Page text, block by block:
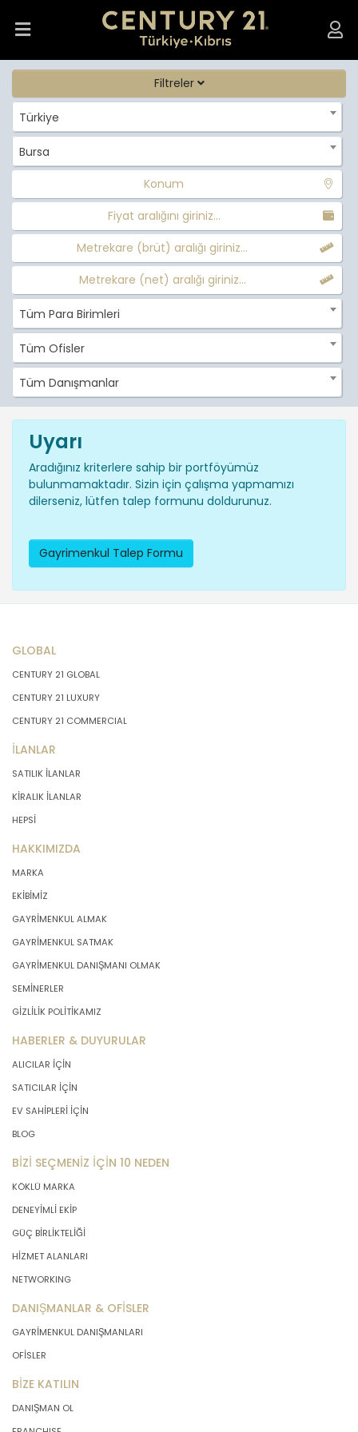
Filtreler
Türkiye
Bursa
Konum
Fiyat aralığını giriniz...
Metrekare (brüt) aralığı giriniz...
Metrekare (net) aralığı giriniz...
Tüm Para Birimleri
Tüm Ofisler
Tüm Danışmanlar
Uyarı
Aradığınız kriterlere sahip bir portföyümüz
bulunmamaktadır. Sizin için çalışma yapmamızı
dilerseniz, lütfen talep formunu doldurunuz.
Gayrimenkul Talep Formu
GLOBAL
CENTURY 21 GLOBAL
CENTURY 21 LUXURY
CENTURY 21 COMMERCIAL
İLANLAR
SATILIK İLANLAR
KİRALIK İLANLAR
HEPSİ
HAKKIMIZDA
MARKA
EKİBİMİZ
GAYRİMENKUL ALMAK
GAYRİMENKUL SATMAK
GAYRİMENKUL DANIŞMANI OLMAK
SEMİNERLER
GİZLİLİK POLİTİKAMIZ
HABERLER & DUYURULAR
ALICILAR İÇİN
SATICILAR İÇİN
EV SAHİPLERİ İÇİN
BLOG
BİZİ SEÇMENİZ İÇİN 10 NEDEN
KÖKLÜ MARKA
DENEYİMLİ EKİP
GÜÇ BİRLİKTELİĞİ
HİZMET ALANLARI
NETWORKING
DANIŞMANLAR & OFİSLER
GAYRİMENKUL DANIŞMANLARI
OFİSLER
BİZE KATILIN
DANIŞMAN OL